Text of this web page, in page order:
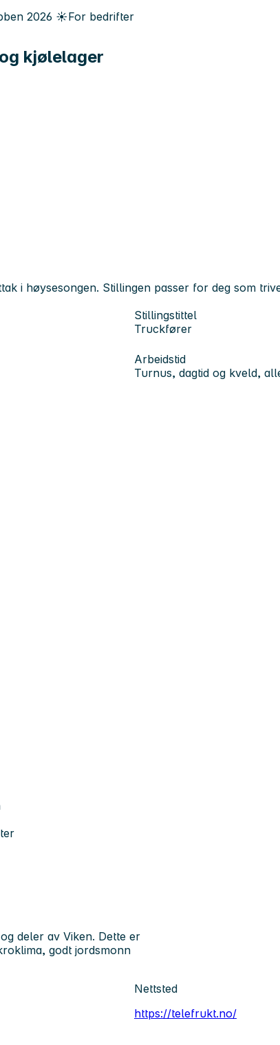
2026 ☀️For bedrifter
kjølelager
i høysesongen. Stillingen passer for deg som
Stillingstittel
Truckfører
Arbeidstid
Turnus, dagtid og kveld,
deler av Viken. Dette er
godt jordsmonn
Nettsted
https://telefrukt.no/